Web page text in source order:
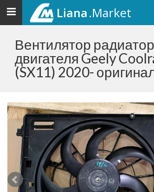
Toggle
navigation
Liana.Market
Вентилятор
двигателя Geely
(SX11) 2020-